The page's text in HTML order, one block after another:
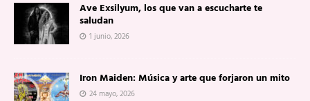
Ave Exsilyum, los que van a escucharte te
saludan
1 junio, 2026
Iron Maiden: Música y arte que forjaron un mito
24 mayo, 2026